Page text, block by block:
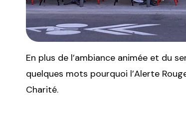
En plus de l’ambiance animée et du
quelques mots pourquoi l’Alerte
Charité.